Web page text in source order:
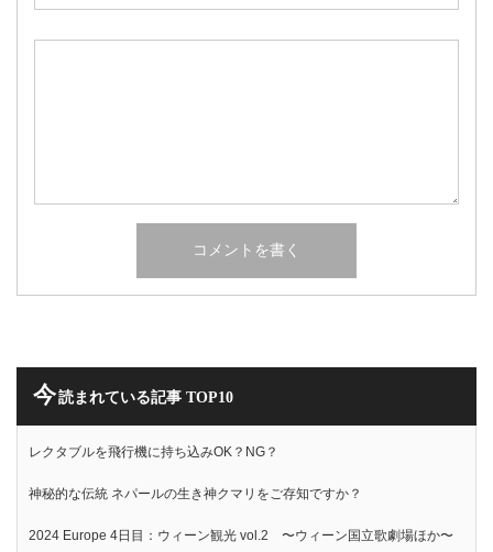
今読まれている記事 TOP10
レクタブルを飛行機に持ち込みOK？NG？
神秘的な伝統 ネパールの生き神クマリをご存知ですか？
2024 Europe 4日目：ウィーン観光 vol.2 〜ウィーン国立歌劇場ほか〜